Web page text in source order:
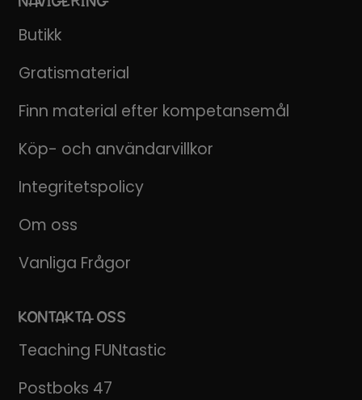
Butikk
Gratismaterial
Finn material efter kompetansemål
Köp- och användarvillkor
Integritetspolicy
Om oss
Vanliga Frågor
KONTAKTA OSS
Teaching FUNtastic
Postboks 47